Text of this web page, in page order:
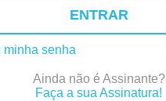
ENTRAR
minha senha
Ainda não é Assinante?
Faça a sua Assinatura!